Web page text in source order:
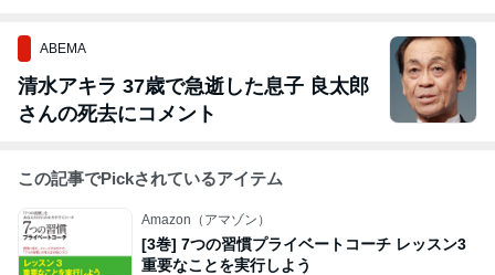
ABEMA
清水アキラ 37歳で急逝した息子 良太郎
さんの死去にコメント
この記事でPickされているアイテム
Amazon（アマゾン）
[3巻] 7つの習慣プライベートコーチ レッスン3
重要なことを実行しよう